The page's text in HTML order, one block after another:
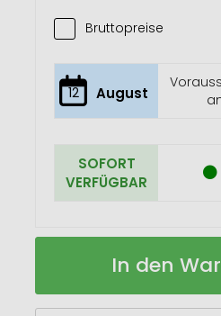
Bruttopreise
12 August
SOFORT
VERFÜGBAR
2
2m
Auf
In den